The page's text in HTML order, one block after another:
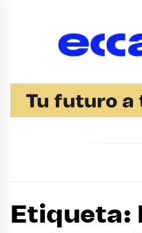
Etiqueta: